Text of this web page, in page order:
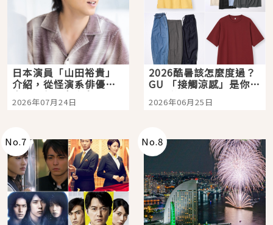
日本演員「山田裕貴」
介紹，從怪演系俳優走
向國民級日劇主角
2026年07月24日
2026酷暑該怎麼度過？
GU 「接觸涼感」是你的
夏日救星
2026年06月25日
No.7 No.8